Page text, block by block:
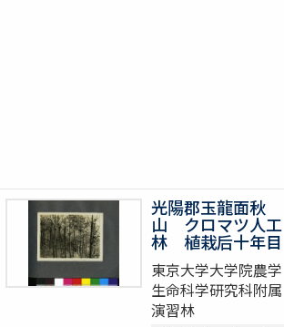
光陽郡玉龍面秋
山 クロマツ人工
林 植栽后十年目
東京大学大学院農学
生命科学研究科附属
演習林